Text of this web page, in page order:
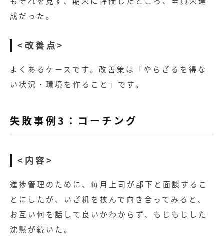
成だった。
<改善点>
よくあるケースです。改善策は「やらざるを得な
い状況・環境を作ること」です。
失敗事例3：コーチング
<内容>
進捗管理のために、毎月上司が部下と面談するこ
とにしたが、いざ机を挟んで向き合ってみると、
お互い何を話して良いかわからず、もじもじした
沈黙が続いた。